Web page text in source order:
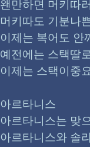
왠만하면 머키따
머키따도 기분나
이제는 복어도 안
예전에는 스택딸
이제는 스택이중
아르타니스
아르타니스는 맞
아르타니스와 솔